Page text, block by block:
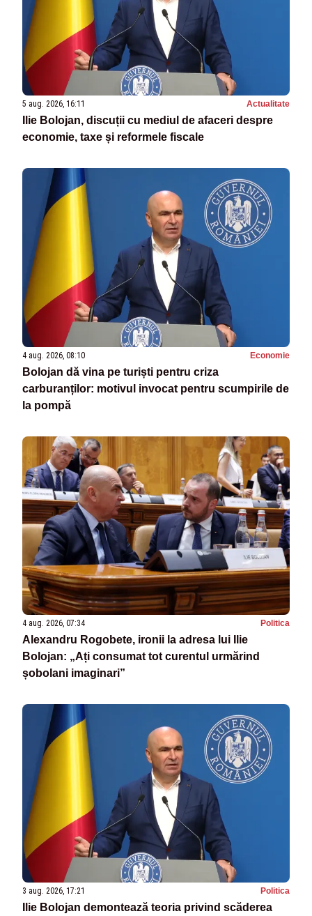
5 aug. 2026, 16:11 Actualitate
Ilie Bolojan, discuții cu mediul de afaceri despre
economie, taxe și reformele fiscale
4 aug. 2026, 08:10 Economie
Bolojan dă vina pe turiști pentru criza
carburanților: motivul invocat pentru scumpirile de
la pompă
4 aug. 2026, 07:34 Politica
Alexandru Rogobete, ironii la adresa lui Ilie
Bolojan: „Ați consumat tot curentul urmărind
șobolani imaginari”
3 aug. 2026, 17:21 Politica
Ilie Bolojan demontează teoria privind scăderea